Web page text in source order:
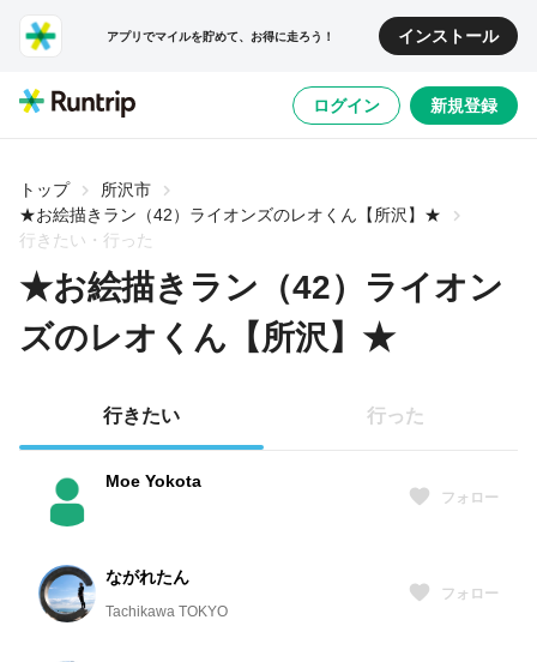
アプリでマイルを貯めて、お得に走ろう！ インストール
ログイン 新規登録
トップ
所沢市
★お絵描きラン（42）ライオンズのレオくん【所沢】★
行きたい・行った
★お絵描きラン（42）ライオン
ズのレオくん【所沢】★
行きたい 行った
Moe Yokota
フォロー
ながれたん
Tachikawa TOKYO
フォロー